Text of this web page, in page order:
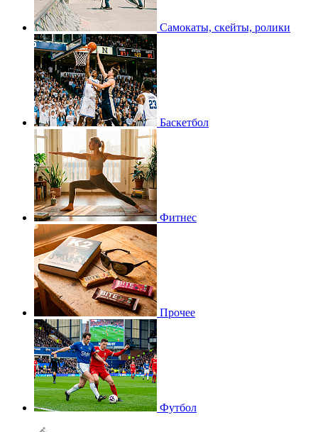
Самокаты, скейты, ролики
Баскетбол
Фитнес
Прочее
Футбол